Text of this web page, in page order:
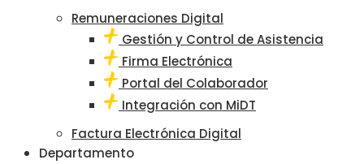
Remuneraciones Digital
Gestión y Control de Asistencia
Firma Electrónica
Portal del Colaborador
Integración con MiDT
Factura Electrónica Digital
Departamento